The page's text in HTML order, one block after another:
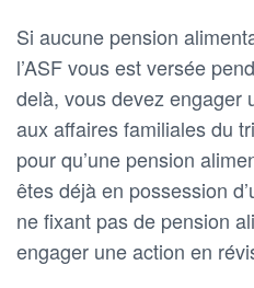
Si aucune pension
l’ASF vous est versée
delà, vous devez engager
aux affaires familiales du
pour qu’une pension
êtes déjà en possession
ne fixant pas de pension
engager une action en